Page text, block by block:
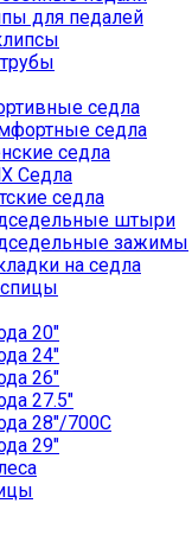
для педалей
седла
седла
седла
Седла
седла
штыри
зажимы
на седла
20"
24"
26"
27.5"
28"/700C
29"